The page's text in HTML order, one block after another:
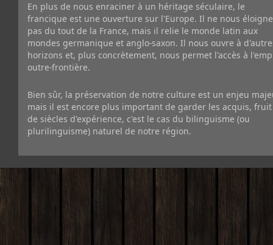
En plus de nous enraciner à un héritage séculaire, le
francique est une ouverture sur l'Europe. Il ne nous éloigne
pas du tout de la France, mais il relie le monde latin aux
mondes germanique et anglo-saxon. Il nous ouvre à
horizons et, plus concrètement, nous permet l'accès à
outre-frontière.
Bien sûr, la préservation de notre culture est un enjeu
mais il est encore plus important de garder les acquis, fruit
de siècles d'expérience, c'est le cas du bilinguisme (ou
plurilinguisme) naturel de notre région.